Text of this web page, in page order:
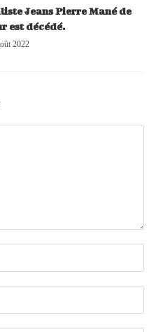
Jeans Pierre Mané de
est décédé.
2022